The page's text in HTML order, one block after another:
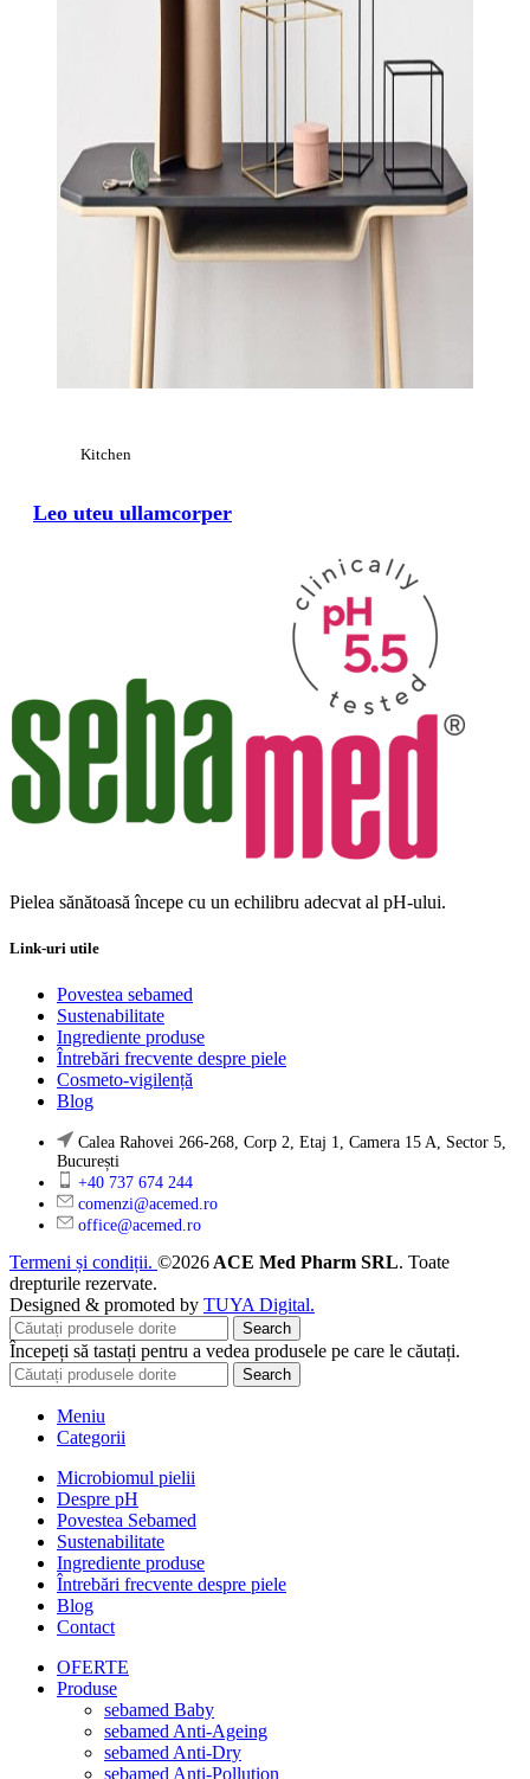
Kitchen
Leo uteu ullamcorper
Pielea sănătoasă începe cu un echilibru adecvat al pH-ului.
Link-uri utile
Povestea sebamed
Sustenabilitate
Ingrediente produse
Întrebări frecvente despre piele
Cosmeto-vigilență
Blog
Calea Rahovei 266-268, Corp 2, Etaj 1, Camera 15 A, Sector 5,
București
+40 737 674 244
comenzi@acemed.ro
office@acemed.ro
Termeni și condiții. ©2026ACE Med Pharm SRL. Toate
drepturile rezervate.
Designed & promoted by TUYA Digital.
Search
Începeți să tastați pentru a vedea produsele pe care le căutați.
Search
Meniu
Categorii
Microbiomul pielii
Despre pH
Povestea Sebamed
Sustenabilitate
Ingrediente produse
Întrebări frecvente despre piele
Blog
Contact
OFERTE
Produse
sebamed Baby
sebamed Anti-Ageing
sebamed Anti-Dry
sebamed Anti-Pollution